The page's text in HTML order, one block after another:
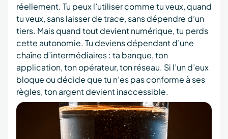
réellement. Tu peux l’utiliser comme tu veux, quand
tu veux, sans laisser de trace, sans dépendre d’un
tiers. Mais quand tout devient numérique, tu perds
cette autonomie. Tu deviens dépendant d’une
chaîne d’intermédiaires : ta banque, ton
application, ton opérateur, ton réseau. Si l’un d’eux
bloque ou décide que tu n’es pas conforme à ses
règles, ton argent devient inaccessible.